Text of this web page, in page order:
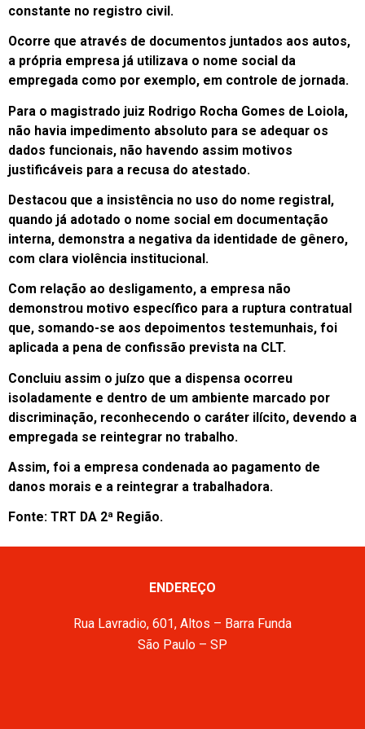
constante no registro civil.
Ocorre que através de documentos juntados aos autos,
a própria empresa já utilizava o nome social da
empregada como por exemplo, em controle de jornada.
Para o magistrado juiz Rodrigo Rocha Gomes de Loiola,
não havia impedimento absoluto para se adequar os
dados funcionais, não havendo assim motivos
justificáveis para a recusa do atestado.
Destacou que a insistência no uso do nome registral,
quando já adotado o nome social em documentação
interna, demonstra a negativa da identidade de gênero,
com clara violência institucional.
Com relação ao desligamento, a empresa não
demonstrou motivo específico para a ruptura contratual
que, somando-se aos depoimentos testemunhais, foi
aplicada a pena de confissão prevista na CLT.
Concluiu assim o juízo que a dispensa ocorreu
isoladamente e dentro de um ambiente marcado por
discriminação, reconhecendo o caráter ilícito, devendo a
empregada se reintegrar no trabalho.
Assim, foi a empresa condenada ao pagamento de
danos morais e a reintegrar a trabalhadora.
Fonte: TRT DA 2ª Região.
ENDEREÇO
Rua Lavradio, 601, Altos – Barra Funda
São Paulo – SP